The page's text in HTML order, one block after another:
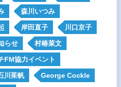
森川いつみ
岸田直子 川口京子
らせ 村椿菜文
FM協力イベント
川茱帆 George Cockle